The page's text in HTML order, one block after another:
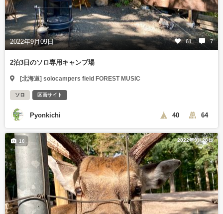
2022年9月09日 61 7
2泊3日のソロ専用キャンプ場
[北海道] solocampers field FOREST MUSIC
ソロ 区画サイト
Pyonkichi 40 64
2022年9月20日
18